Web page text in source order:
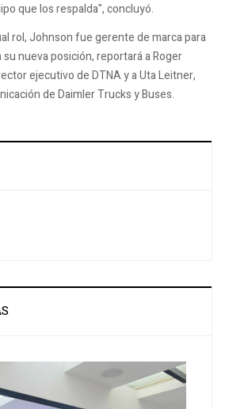
que los respalda", concluyó.
rol, Johnson fue gerente de marca para
nueva posición, reportará a Roger
ejecutivo de DTNA y a Uta Leitner,
de Daimler Trucks y Buses.